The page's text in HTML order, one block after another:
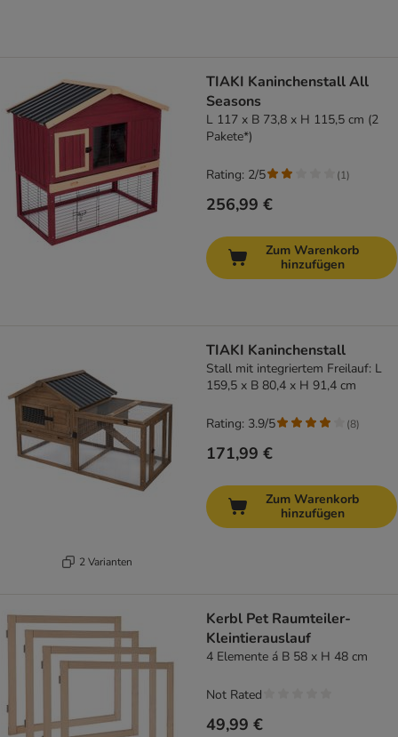
TIAKI Kaninchenstall All
Seasons
L 117 x B 73,8 x H 115,5 cm (2
Pakete*)
256,99 €
Rating: 2/5 (1)
Zum Warenkorb
hinzufügen
2 Varianten
TIAKI Kaninchenstall
Stall mit integriertem Freilauf: L
159,5 x B 80,4 x H 91,4 cm
171,99 €
Rating: 3.9/5 (8)
Zum Warenkorb
hinzufügen
Kerbl Pet Raumteiler-
Kleintierauslauf
4 Elemente á B 58 x H 48 cm
49,99 €
Not Rated